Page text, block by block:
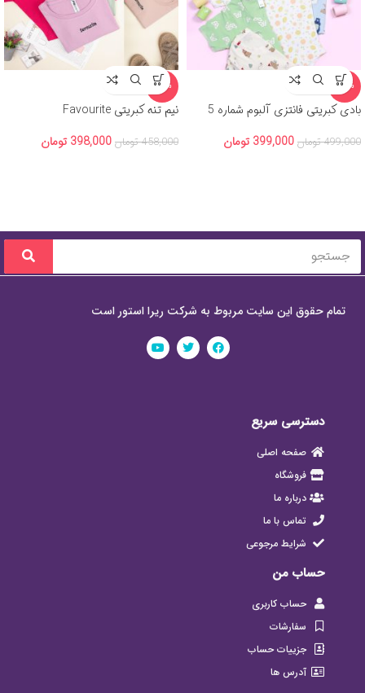
-20%
بادی کبریتی فانتزی آلبوم شماره 5
499,000 تومان 399,000 تومان
-13%
نیم تنه کبریتی Favourite
458,000 تومان 398,000 تومان
تمام حقوق این سایت مربوط به شرکت ریرا استور است
دسترسی سریع
صفحه اصلی
فروشگاه
درباره ما
تماس با ما
شرایط مرجوعی
حساب من
حساب کاربری
سفارشات
جزییات حساب
آدرس ها